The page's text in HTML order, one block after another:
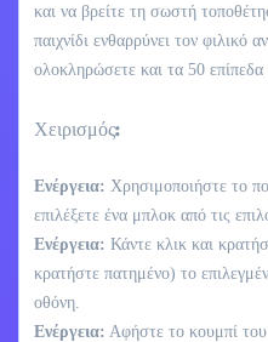
και να βρείτε τη σωστή
παιχνίδι ενθαρρύνει τον
ολοκληρώσετε και τα 50 επίπεδα
Χειρισμός:
Ενέργεια: Χρησιμοποιήστε το
επιλέξετε ένα μπλοκ από τις
Ενέργεια: Κάντε κλικ και
κρατήστε πατημένο) το
οθόνη.
Ενέργεια: Αφήστε το κουμπί